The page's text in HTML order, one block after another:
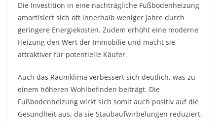
Die Investition in eine nachträgliche Fußbodenheizung
amortisiert sich oft innerhalb weniger Jahre durch
geringere Energiekosten. Zudem erhöht eine moderne
Heizung den Wert der Immobilie und macht sie
attraktiver für potentielle Käufer.
Auch das Raumklima verbessert sich deutlich, was zu
einem höheren Wohlbefinden beiträgt. Die
Fußbodenheizung wirkt sich somit auch positiv auf die
Gesundheit aus, da sie Staubaufwirbelungen reduziert.